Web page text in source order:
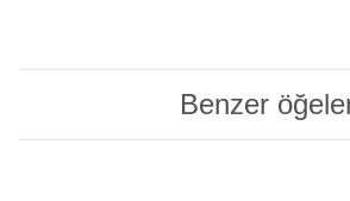
Benzer